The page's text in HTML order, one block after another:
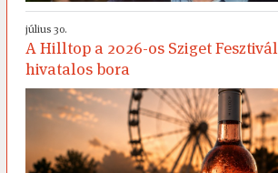
július 30.
A Hilltop a 2026-os Sziget Fesztivál
hivatalos bora